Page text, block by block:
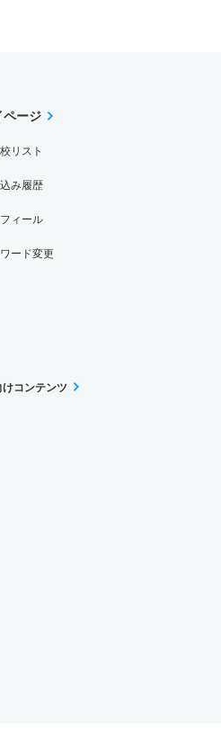
ページ
リスト
み履歴
ィール
ード変更
コンテンツ